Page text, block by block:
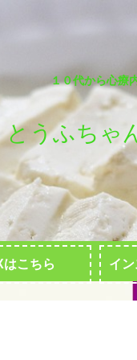
１０代から心療
とうふちゃ
はこちら イ